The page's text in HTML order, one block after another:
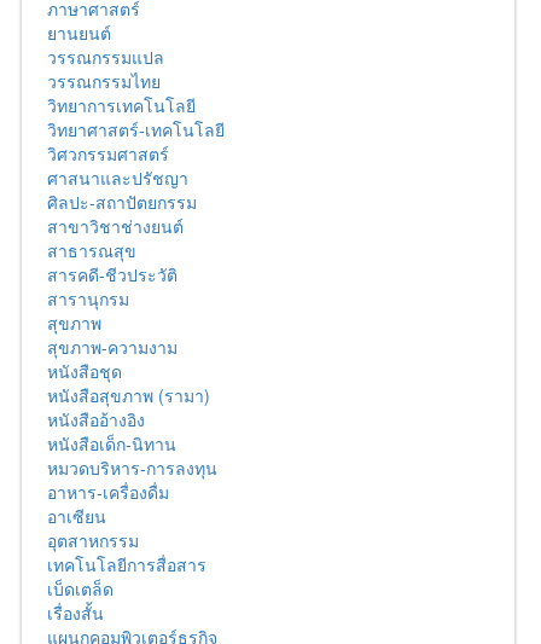
ภาษาศาสตร์
ยานยนต์
วรรณกรรมแปล
วรรณกรรมไทย
วิทยาการเทคโนโลยี
วิทยาศาสตร์-เทคโนโลยี
วิศวกรรมศาสตร์
ศาสนาและปรัชญา
ศิลปะ-สถาปัตยกรรม
สาขาวิชาช่างยนต์
สาธารณสุข
สารคดี-ชีวประวัติ
สารานุกรม
สุขภาพ
สุขภาพ-ความงาม
หนังสือชุด
หนังสือสุขภาพ (รามา)
หนังสืออ้างอิง
หนังสือเด็ก-นิทาน
หมวดบริหาร-การลงทุน
อาหาร-เครื่องดื่ม
อาเซียน
อุตสาหกรรม
เทคโนโลยีการสื่อสาร
เบ็ดเตล็ด
เรื่องสั้น
แผนกคอมพิวเตอร์ธุรกิจ